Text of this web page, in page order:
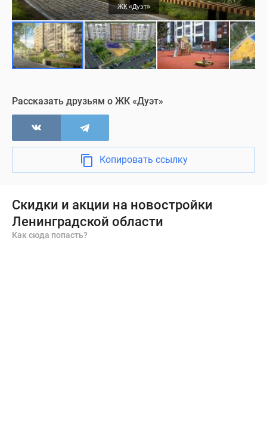
ЖК «Дуэт»
Рассказать друзьям о ЖК «Дуэт»
Копировать ссылку
Скидки и акции на новостройки
Ленинградской области
Как сюда попасть?